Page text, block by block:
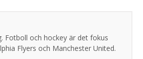
Fotboll och hockey är det fokus
Flyers och Manchester United.